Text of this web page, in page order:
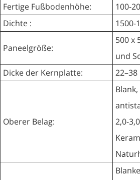
Fertige Fußbodenhöhe:
100-
Dichte :
1500-
Paneelgröße:
500 x
und
Dicke der Kernplatte:
Oberer Belag:
2,0-